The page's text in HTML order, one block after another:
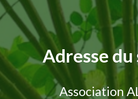
Adresse du
Association